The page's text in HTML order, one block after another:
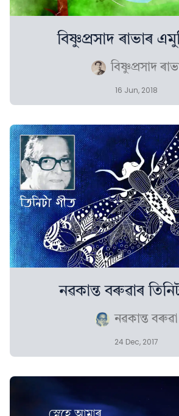
বিষ্ণুপ্ৰসাদ ৰাভাৰ
বিষ্ণুপ্ৰসাদ
16 Jun, 2018
নৱকান্ত বৰুৱাৰ
নৱকান্ত বৰুৱা
24 Dec, 2017